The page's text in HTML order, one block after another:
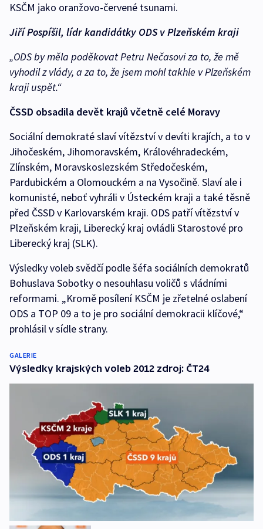
KSČM jako oranžovo-červené tsunami.
Jiří Pospíšil, lídr kandidátky ODS v Plzeňském kraji
„ODS by měla poděkovat Petru Nečasovi za to, že mě
vyhodil z vlády, a za to, že jsem mohl takhle v Plzeňském
kraji uspět.“
ČSSD obsadila devět krajů včetně celé Moravy
Sociální demokraté slaví vítězství v devíti krajích, a to v
Jihočeském, Jihomoravském, Královéhradeckém,
Zlínském, Moravskoslezském Středočeském,
Pardubickém a Olomouckém a na Vysočině. Slaví ale i
komunisté, neboť vyhráli v Ústeckém kraji a také těsně
před ČSSD v Karlovarském kraji. ODS patří vítězství v
Plzeňském kraji, Liberecký kraj ovládli Starostové pro
Liberecký kraj (SLK).
Výsledky voleb svědčí podle šéfa sociálních demokratů
Bohuslava Sobotky o nesouhlasu voličů s vládními
reformami. „Kromě posílení KSČM je zřetelné oslabení
ODS a TOP 09 a to je pro sociální demokracii klíčové,“
prohlásil v sídle strany.
GALERIE
Výsledky krajských voleb 2012 zdroj: ČT24